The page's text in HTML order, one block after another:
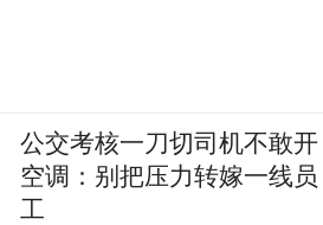
公交考核一刀切司机不敢开
空调：别把压力转嫁一线员
工